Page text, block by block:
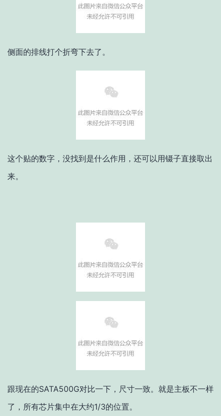
侧面的排线打个折弯下去了。
这个贴的数字，没找到是什么作用，还可以用镊子直接取出
来。
跟现在的SATA500G对比一下，尺寸一致。就是主板不一样
了，所有芯片集中在大约1/3的位置。